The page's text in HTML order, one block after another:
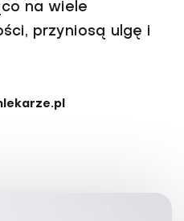
na wiele
przyniosą ulgę i